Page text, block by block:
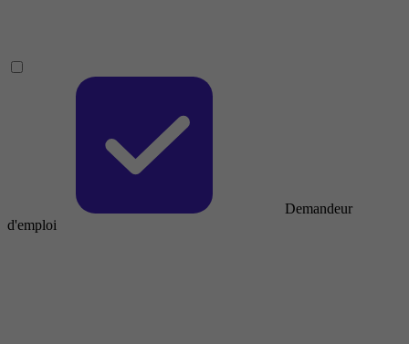
Demandeur
d'emploi